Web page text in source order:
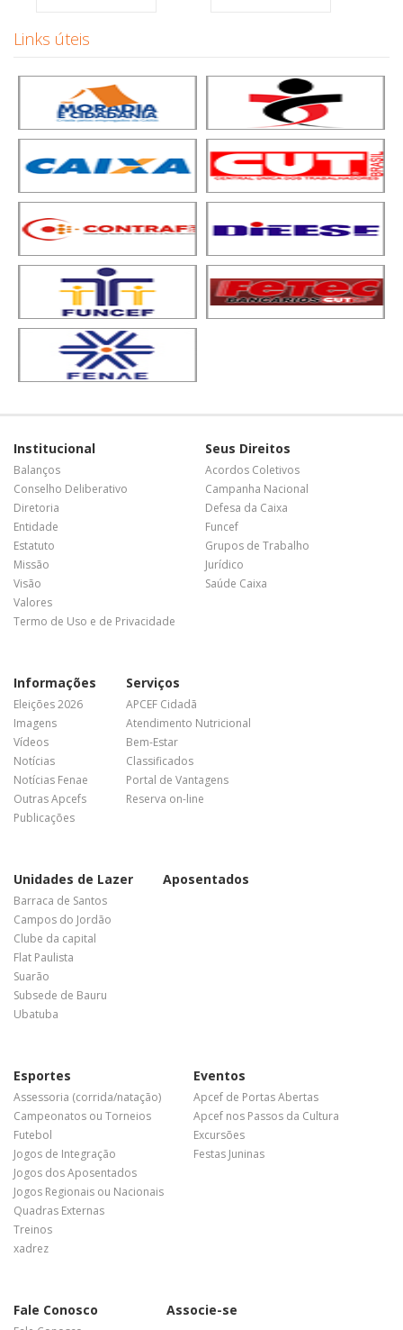
Links úteis
Institucional
Balanços
Conselho Deliberativo
Diretoria
Entidade
Estatuto
Missão
Visão
Valores
Termo de Uso e de Privacidade
Seus Direitos
Acordos Coletivos
Campanha Nacional
Defesa da Caixa
Funcef
Grupos de Trabalho
Jurídico
Saúde Caixa
Informações
Eleições 2026
Imagens
Vídeos
Notícias
Notícias Fenae
Outras Apcefs
Publicações
Serviços
APCEF Cidadã
Atendimento Nutricional
Bem-Estar
Classificados
Portal de Vantagens
Reserva on-line
Unidades de Lazer
Barraca de Santos
Campos do Jordão
Clube da capital
Flat Paulista
Suarão
Subsede de Bauru
Ubatuba
Aposentados
Esportes
Assessoria (corrida/natação)
Campeonatos ou Torneios
Futebol
Jogos de Integração
Jogos dos Aposentados
Jogos Regionais ou Nacionais
Quadras Externas
Treinos
xadrez
Eventos
Apcef de Portas Abertas
Apcef nos Passos da Cultura
Excursões
Festas Juninas
Fale Conosco Associe-se